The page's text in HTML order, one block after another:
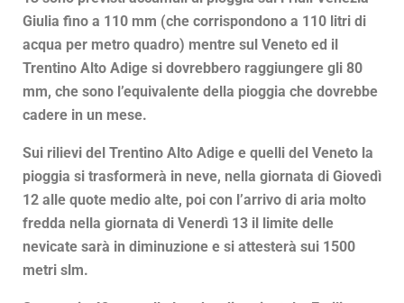
Giulia fino a 110 mm (che corrispondono a 110 litri di
acqua per metro quadro) mentre sul Veneto ed il
Trentino Alto Adige si dovrebbero raggiungere gli 80
mm, che sono l’equivalente della pioggia che dovrebbe
cadere in un mese.
Sui rilievi del Trentino Alto Adige e quelli del Veneto la
pioggia si trasformerà in neve, nella giornata di Giovedì
12 alle quote medio alte, poi con l’arrivo di aria molto
fredda nella giornata di Venerdì 13 il limite delle
nevicate sarà in diminuzione e si attesterà sui 1500
metri slm.